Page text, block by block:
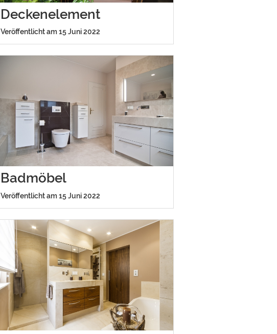
Deckenelement
Veröffentlicht am 15 Juni 2022
Badmöbel
Veröffentlicht am 15 Juni 2022